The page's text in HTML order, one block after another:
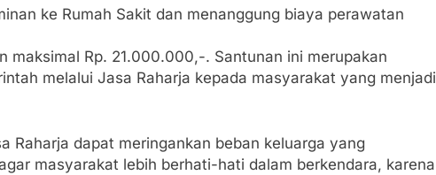
ke Rumah Sakit dan menanggung biaya perawatan
maksimal Rp. 21.000.000,-. Santunan ini merupakan
melalui Jasa Raharja kepada masyarakat yang menjadi
Raharja dapat meringankan beban keluarga yang
masyarakat lebih berhati-hati dalam berkendara, karena